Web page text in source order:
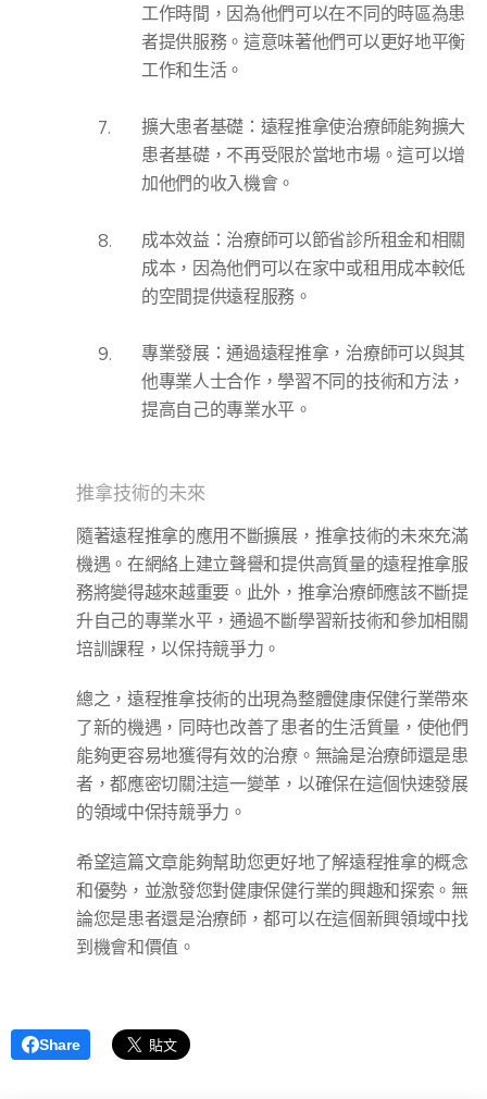
工作時間，因為他們可以在不同的時區為患
者提供服務。這意味著他們可以更好地平衡
工作和生活。
擴大患者基礎 ：遠程推拿使治療師能夠擴大
患者基礎，不再受限於當地市場。這可以增
加他們的收入機會。
成本效益 ：治療師可以節省診所租金和相關
成本，因為他們可以在家中或租用成本較低
的空間提供遠程服務。
專業發展：通過遠程推拿，治療師可以與其
他專業人士合作，學習不同的技術和方法，
提高自己的專業水平。
推拿技術的未來
隨著遠程推拿的應用不斷擴展，推拿技術的未來充滿
機遇。在網絡上建立聲譽和提供高質量的遠程推拿服
務將變得越來越重要。此外，推拿治療師應該不斷提
升自己的專業水平，通過不斷學習新技術和參加相關
培訓課程，以保持競爭力。
總之，遠程推拿技術的出現為整體健康保健行業帶來
了新的機遇，同時也改善了患者的生活質量，使他們
能夠更容易地獲得有效的治療。無論是治療師還是患
者，都應密切關注這一變革，以確保在這個快速發展
的領域中保持競爭力。
希望這篇文章能夠幫助您更好地了解遠程推拿的概念
和優勢，並激發您對健康保健行業的興趣和探索。無
論您是患者還是治療師，都可以在這個新興領域中找
到機會和價值。
Share